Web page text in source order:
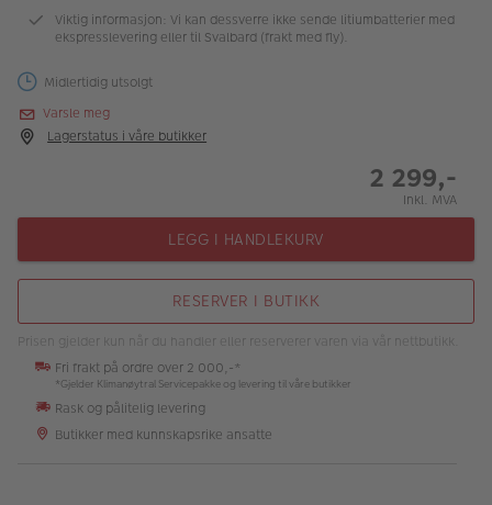
Merker
Lagersalg
Bildeprodukter
Butikkoversikt
Viktig informasjon: Vi kan dessverre ikke sende litiumbatterier med
ekspresslevering eller til Svalbard (frakt med fly).
Midlertidig utsolgt
Varsle meg
Lagerstatus i våre butikker
2 299,-
Inkl. MVA
LEGG I HANDLEKURV
RESERVER I BUTIKK
Prisen gjelder kun når du handler eller reserverer varen via vår nettbutikk.
Fri frakt på ordre over 2 000,-*
*Gjelder Klimanøytral Servicepakke og levering til våre butikker
Rask og pålitelig levering
Butikker med kunnskapsrike ansatte